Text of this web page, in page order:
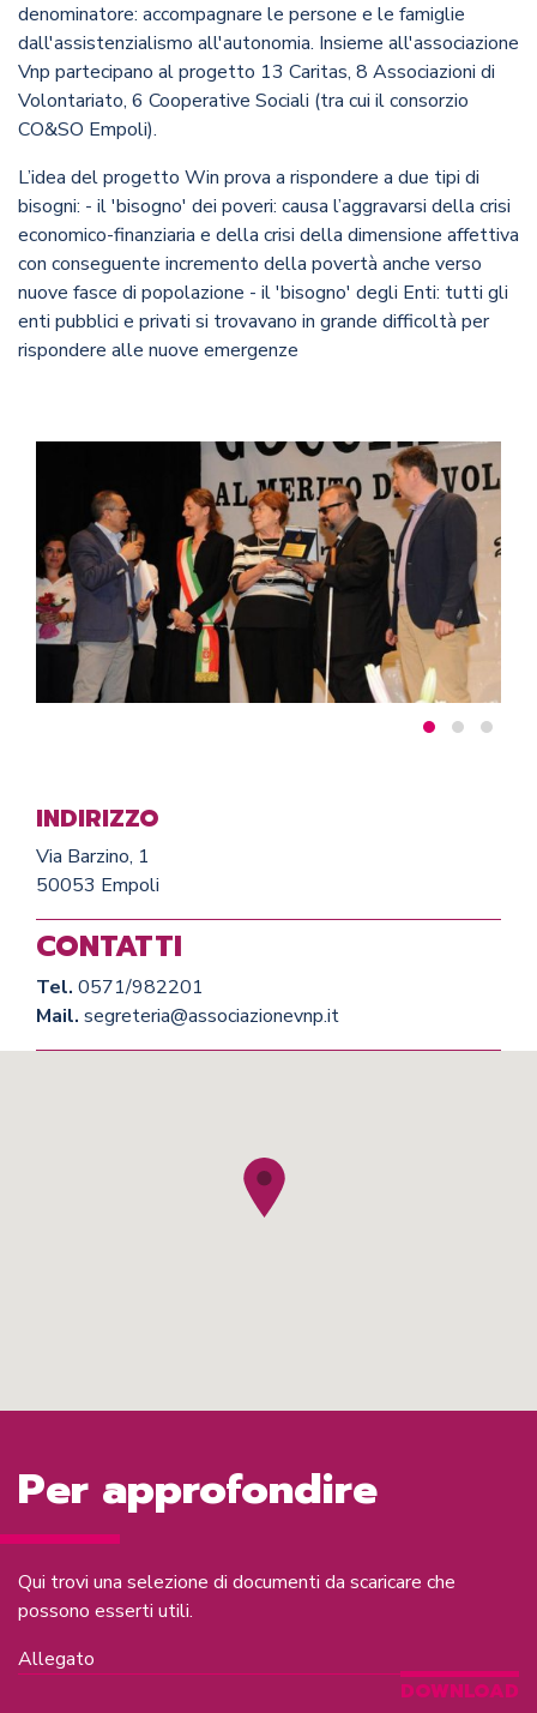
denominatore: accompagnare le persone e le famiglie
dall'assistenzialismo all'autonomia. Insieme all'associazione
Vnp partecipano al progetto 13 Caritas, 8 Associazioni di
Volontariato, 6 Cooperative Sociali (tra cui il consorzio
CO&SO Empoli).
L’idea del progetto Win prova a rispondere a due tipi di
bisogni: - il 'bisogno' dei poveri: causa l’aggravarsi della crisi
economico-finanziaria e della crisi della dimensione affettiva
con conseguente incremento della povertà anche verso
nuove fasce di popolazione - il 'bisogno' degli Enti: tutti gli
enti pubblici e privati si trovavano in grande difficoltà per
rispondere alle nuove emergenze
INDIRIZZO
Via Barzino, 1
50053 Empoli
CONTATTI
Tel. 0571/982201
Mail. segreteria@associazionevnp.it
Per approfondire
Qui trovi una selezione di documenti da scaricare che
possono esserti utili.
Allegato
DOWNLOAD